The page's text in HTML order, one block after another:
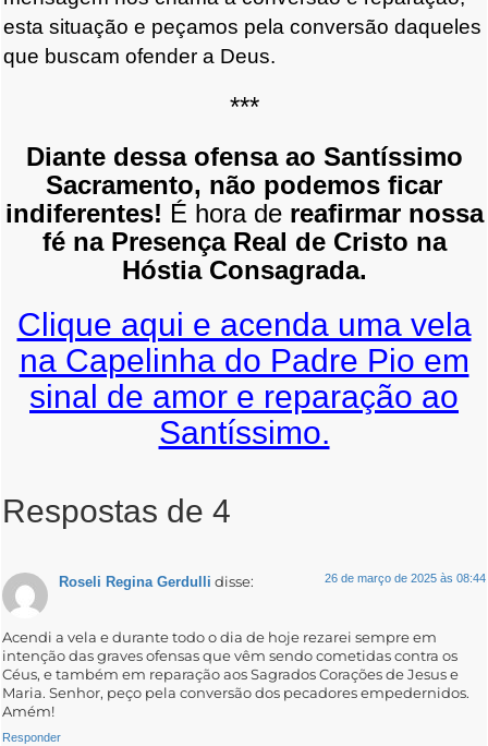
esta situação e peçamos pela conversão daqueles
que buscam ofender a Deus.
***
Diante dessa ofensa ao Santíssimo
Sacramento, não podemos ficar
indiferentes! É hora de reafirmar nossa
fé na Presença Real de Cristo na
Hóstia Consagrada.
Clique aqui e acenda uma vela
na Capelinha do Padre Pio em
sinal de amor e reparação ao
Santíssimo.
Respostas de 4
Roseli Regina Gerdulli disse: 26 de março de 2025 às 08:44
Acendi a vela e durante todo o dia de hoje rezarei sempre em
intenção das graves ofensas que vêm sendo cometidas contra os
Céus, e também em reparação aos Sagrados Corações de Jesus e
Maria. Senhor, peço pela conversão dos pecadores empedernidos.
Amém!
Responder